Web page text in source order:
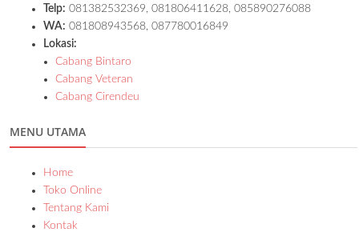
Telp: 081382532369, 081806411628, 085890276088
WA: 081808943568, 087780016849
Lokasi:
Cabang Bintaro
Cabang Veteran
Cabang Cirendeu
MENU UTAMA
Home
Toko Online
Tentang Kami
Kontak